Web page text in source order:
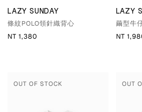
LAZY SUNDAY
條紋POLO領針織背心
NT 1,380
LAZY
繭型牛
NT
OUT OF STOCK OUT